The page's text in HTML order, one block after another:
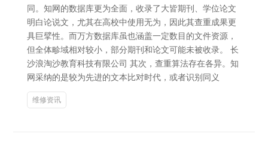
同。知网的数据库更为全面，收录了大皆期刊、学位论文
明白论说文，尤其在高校中使用无为，因此其查重成果更
具巨擘性。而万方数据库虽也涵盖一定数目的文件资源，
但全体畛域相对较小，部分期刊和论文可能未被收录。 长
沙浪淘沙教育科技有限公司 其次，查重算法存在各异。知
网采纳的是较为先进的文本比对时代，或者识别同义
维修资讯